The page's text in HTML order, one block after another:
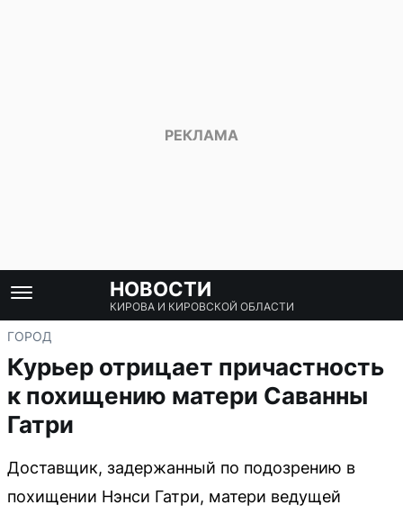
НОВОСТИ
КИРОВА И КИРОВСКОЙ ОБЛАСТИ
ГОРОД
Курьер отрицает причастность
к похищению матери Саванны
Гатри
Доставщик, задержанный по подозрению в
похищении Нэнси Гатри, матери ведущей